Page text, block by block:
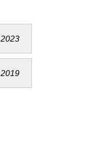
2023
2019